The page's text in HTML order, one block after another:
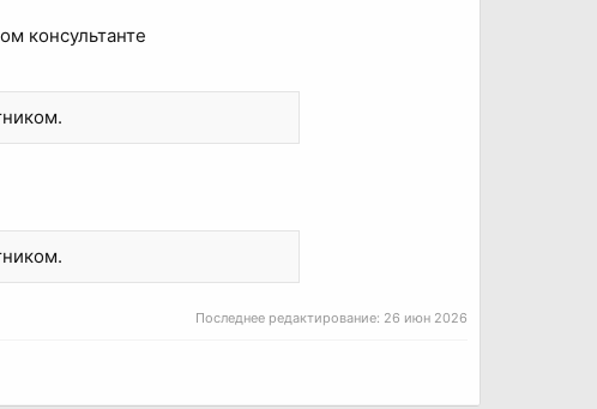
консультанте
Последнее редактирование: 26 июн 2026